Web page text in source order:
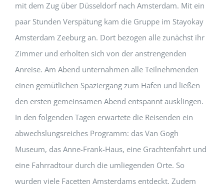
mit dem Zug über Düsseldorf nach Amsterdam. Mit ein
paar Stunden Verspätung kam die Gruppe im Stayokay
Amsterdam Zeeburg an. Dort bezogen alle zunächst ihr
Zimmer und erholten sich von der anstrengenden
Anreise. Am Abend unternahmen alle Teilnehmenden
einen gemütlichen Spaziergang zum Hafen und ließen
den ersten gemeinsamen Abend entspannt ausklingen.
In den folgenden Tagen erwartete die Reisenden ein
abwechslungsreiches Programm: das Van Gogh
Museum, das Anne-Frank-Haus, eine Grachtenfahrt und
eine Fahrradtour durch die umliegenden Orte. So
wurden viele Facetten Amsterdams entdeckt. Zudem